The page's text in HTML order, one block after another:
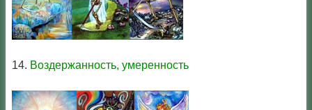
14. Воздержанность, умеренность